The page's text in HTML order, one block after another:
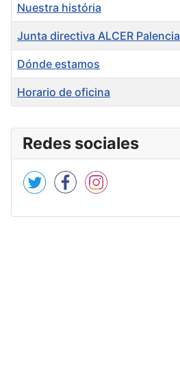
Nuestra história
Junta directiva ALCER Palencia
Dónde estamos
Horario de oficina
Redes sociales